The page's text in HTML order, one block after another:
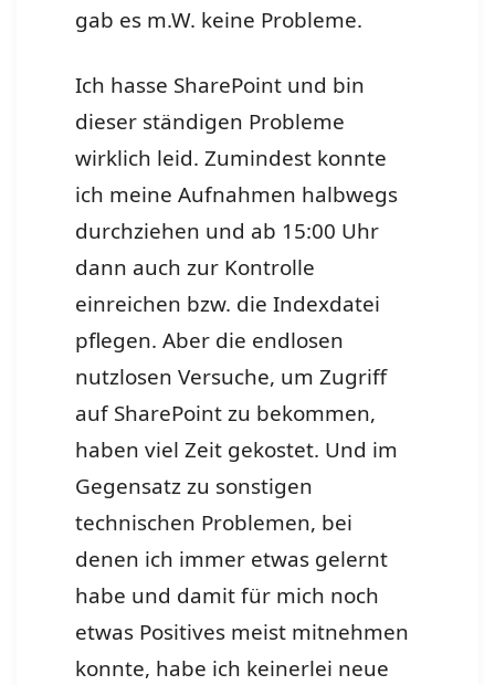
gab es m.W. keine Probleme.
Ich hasse SharePoint und bin
dieser ständigen Probleme
wirklich leid. Zumindest konnte
ich meine Aufnahmen halbwegs
durchziehen und ab 15:00 Uhr
dann auch zur Kontrolle
einreichen bzw. die Indexdatei
pflegen. Aber die endlosen
nutzlosen Versuche, um Zugriff
auf SharePoint zu bekommen,
haben viel Zeit gekostet. Und im
Gegensatz zu sonstigen
technischen Problemen, bei
denen ich immer etwas gelernt
habe und damit für mich noch
etwas Positives meist mitnehmen
konnte, habe ich keinerlei neue